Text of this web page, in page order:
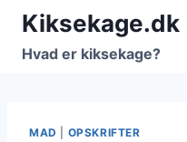
Fortsæt
indhold
Kiksekage.dk
Hvad er kiksekage?
MAD OPSKRIFTER